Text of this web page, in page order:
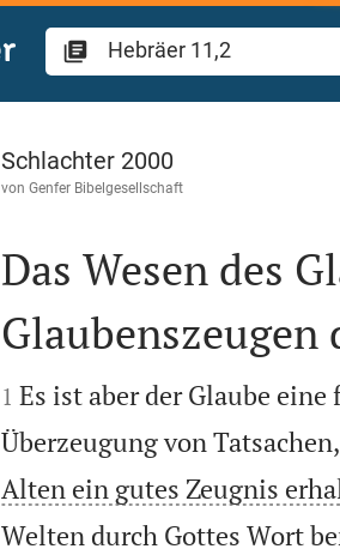
Hebräer 11
Schlachter 2000
von Genfer Bibelgesellschaft

Das Wesen des
Glaubenszeugen

1 Es ist aber der Glaube
Überzeugung von
Alten ein gutes Zeugnis
Welten durch Gottes Wort